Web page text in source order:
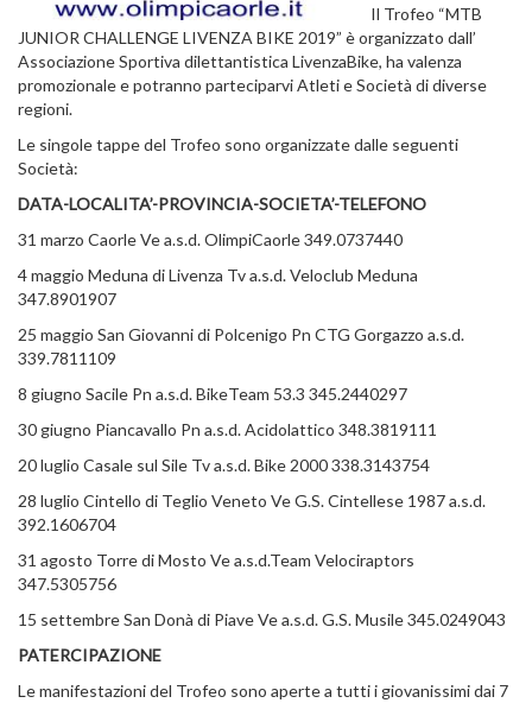
Il Trofeo “MTB
JUNIOR CHALLENGE LIVENZA BIKE 2019” è organizzato dall’
Associazione Sportiva dilettantistica LivenzaBike, ha valenza
promozionale e potranno parteciparvi Atleti e Società di diverse
regioni.
Le singole tappe del Trofeo sono organizzate dalle seguenti
Società:
DATA-LOCALITA’-PROVINCIA-SOCIETA’-TELEFONO
31 marzo Caorle Ve a.s.d. OlimpiCaorle 349.0737440
4 maggio Meduna di Livenza Tv a.s.d. Veloclub Meduna
347.8901907
25 maggio San Giovanni di Polcenigo Pn CTG Gorgazzo a.s.d.
339.7811109
8 giugno Sacile Pn a.s.d. BikeTeam 53.3 345.2440297
30 giugno Piancavallo Pn a.s.d. Acidolattico 348.3819111
20 luglio Casale sul Sile Tv a.s.d. Bike 2000 338.3143754
28 luglio Cintello di Teglio Veneto Ve G.S. Cintellese 1987 a.s.d.
392.1606704
31 agosto Torre di Mosto Ve a.s.d.Team Velociraptors
347.5305756
15 settembre San Donà di Piave Ve a.s.d. G.S. Musile 345.0249043
PATERCIPAZIONE
Le manifestazioni del Trofeo sono aperte a tutti i giovanissimi dai 7